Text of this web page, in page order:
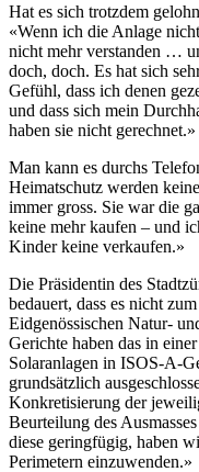
Hat es sich trotzdem
«Wenn ich die Anlage
nicht mehr verstanden …
doch, doch. Es hat sich
Gefühl, dass ich denen
und dass sich mein
haben sie nicht gerechnet.»
Man kann es durchs
Heimatschutz werden
immer gross. Sie war die
keine mehr kaufen – und
Kinder keine verkaufen.»
Die Präsidentin des
bedauert, dass es nicht
Eidgenössischen Natur-
Gerichte haben das in
Solaranlagen in ISOS-A-
grundsätzlich
Konkretisierung der
Beurteilung des
diese geringfügig, haben
Perimetern einzuwenden.»